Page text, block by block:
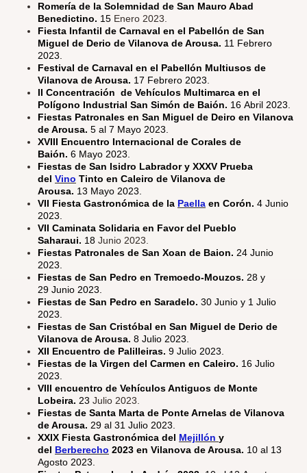
Romería de la Solemnidad de San Mauro Abad
Benedictino. 15 Enero 2023.
Fiesta Infantil de Carnaval en el Pabellón de San
Miguel de Derio de Vilanova de Arousa. 11 Febrero
2023.
Festival de Carnaval en el Pabellón Multiusos de
Vilanova de Arousa. 17 Febrero 2023.
II Concentración de Vehículos Multimarca en el
Polígono Industrial San Simón de Baión. 16 Abril 2023.
Fiestas Patronales en San Miguel de Deiro en Vilanova
de Arousa. 5 al 7 Mayo 2023.
XVIII Encuentro Internacional de Corales de
Baión. 6 Mayo 2023.
Fiestas de San Isidro Labrador y XXXV Prueba
del Vino Tinto en Caleiro de Vilanova de
Arousa. 13 Mayo 2023.
VII Fiesta Gastronómica de la Paella en Corón. 4 Junio
2023.
VII Caminata Solidaria en Favor del Pueblo
Saharaui. 18 Junio 2023.
Fiestas Patronales de San Xoan de Baion. 24 Junio
2023.
Fiestas de San Pedro en Tremoedo-Mouzos. 28 y
29 Junio 2023.
Fiestas de San Pedro en Saradelo. 30 Junio y 1 Julio
2023.
Fiestas de San Cristóbal en San Miguel de Derio de
Vilanova de Arousa. 8 Julio 2023.
XII Encuentro de Palilleiras. 9 Julio 2023.
Fiestas de la Virgen del Carmen en Caleiro. 16 Julio
2023.
VIII encuentro de Vehículos Antiguos de Monte
Lobeira. 23 Julio 2023.
Fiestas de Santa Marta de Ponte Arnelas de Vilanova
de Arousa. 29 al 31 Julio 2023.
XXIX Fiesta Gastronómica del Mejillón y
del Berberecho 2023 en Vilanova de Arousa. 10 al 13
Agosto 2023.